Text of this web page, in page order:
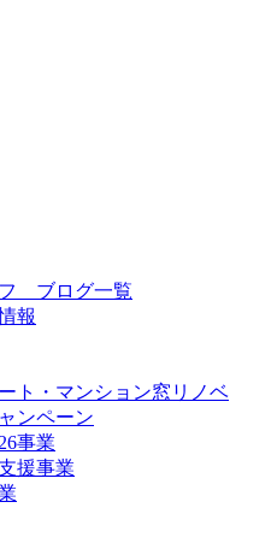
ブログ一覧
報
ト・マンション窓リノベ
ンペーン
事業
援事業